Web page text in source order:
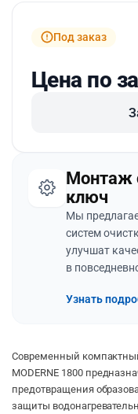
Под заказ
Цена по
Монтаж
ключ
Мы
систем
улучшат
в
Узнать
Современный
MODERNE 1800
предотвращения
защиты